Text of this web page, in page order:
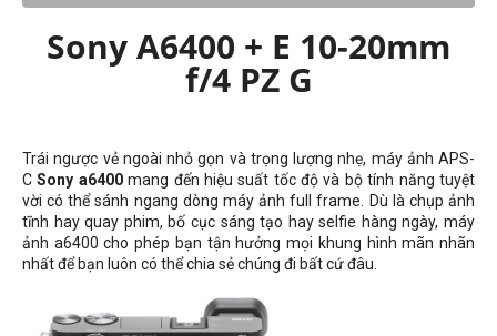
Sony A6400 + E 10-20mm
f/4 PZ G
Trái ngược vẻ ngoài nhỏ gọn và trọng lượng nhẹ, máy ảnh APS-
CSony a6400mang đến hiệu suất tốc độ và bộ tính năng tuyệt
vời có thể sánh ngang dòng máy ảnh full frame. Dù là chụp ảnh
tĩnh hay quay phim, bố cục sáng tạo hay selfie hàng ngày, máy
ảnh a6400 cho phép bạn tận hưởng mọi khung hình mãn nhãn
nhất để bạn luôn có thể chia sẻ chúng đi bất cứ đâu.